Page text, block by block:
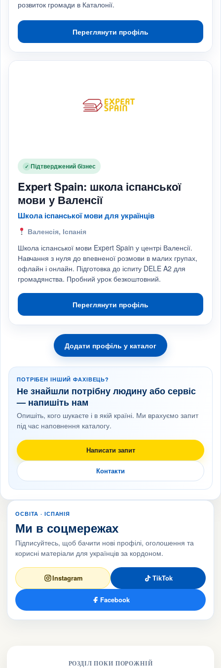
розвиток громади в Каталонії.
Переглянути профіль
✓ Підтверджений бізнес
Expert Spain: школа іспанської
мови у Валенсії
Школа іспанської мови для українців
Валенсія, Іспанія
Школа іспанської мови Expert Spain у центрі Валенсії.
Навчання з нуля до впевненої розмови в малих групах,
офлайн і онлайн. Підготовка до іспиту DELE A2 для
громадянства. Пробний урок безкоштовний.
Переглянути профіль
Додати профіль у каталог
ПОТРІБЕН ІНШИЙ ФАХІВЕЦЬ?
Не знайшли потрібну людину або сервіс
— напишіть нам
Опишіть, кого шукаєте і в якій країні. Ми врахуємо запит
під час наповнення каталогу.
Написати запит
Контакти
ОСВІТА · ІСПАНІЯ
Ми в соцмережах
Підписуйтесь, щоб бачити нові профілі, оголошення та
корисні матеріали для українців за кордоном.
Instagram TikTok
Facebook
РОЗДІЛ ПОКИ ПОРОЖНІЙ